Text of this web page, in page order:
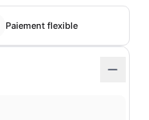
Paiement flexible